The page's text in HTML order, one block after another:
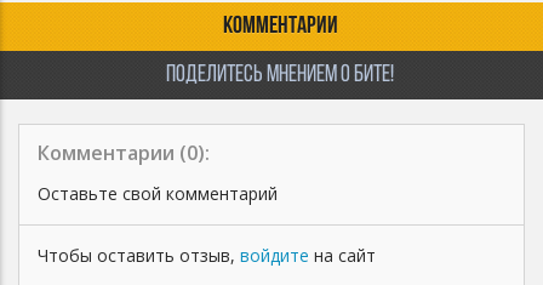
КОММЕНТАРИИ
ПОДЕЛИТЕСЬ МНЕНИЕМ О БИТЕ!
Комментарии (0):
Оставьте свой комментарий
Чтобы оставить отзыв, войдите на сайт